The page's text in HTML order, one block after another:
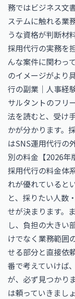
務ではビジネス文
ステムに触れる業
うな資格が判断材
採用代行の実務を
んな案件に関わっ
のイメージがより
行の副業｜人事経
サルタントのフリ
法を読むと、受け
かが分かります。
はSNS運用代行の
別の料金【2026年
採用代行の料金体
れが優れていると
と、採りたい人数
せが決まります。
し、負担の大きい
けでなく業務範囲
せる部分と直接依
番で考えていけば
が、必ず見つかり
は頼っていきましょ